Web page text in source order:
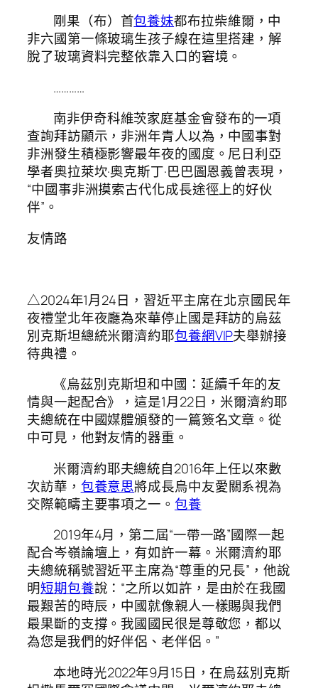
剛果（布）首包養妹都布拉柴維爾，中
非六國第一條玻璃生孩子線在這里搭建，解
脫了玻璃資料完整依靠入口的窘境。
…………
南非伊奇科維茨家庭基金會發布的一項
查詢拜訪顯示，非洲年青人以為，中國事對
非洲發生積極影響最年夜的國度。尼日利亞
學者奧拉萊坎·奧克斯丁·巴巴圖恩義曾表現，
“中國事非洲摸索古代化成長途徑上的好伙
伴”。
友情路
△2024年1月24日，習近平主席在北京國民年
夜禮堂北年夜廳為來華停止國是拜訪的烏茲
別克斯坦總統米爾濟約耶包養網VIP夫舉辦接
待典禮。
《烏茲別克斯坦和中國：延續千年的友
情與一起配合》，這是1月22日，米爾濟約耶
夫總統在中國媒體頒發的一篇簽名文章。從
中可見，他對友情的器重。
米爾濟約耶夫總統自2016年上任以來數
次訪華， 包養意思將成長烏中友愛關系視為
交際範疇主要事項之一。 包養
2019年4月，第二屆“一帶一路”國際一起
配合岑嶺論壇上，有如許一幕。米爾濟約耶
夫總統稱號習近平主席為“尊重的兄長”，他說
明短期包養說：“之所以如許，是由於在我國
最艱苦的時辰，中國就像親人一樣賜與我們
最果斷的支撐。我國國民很是尊敬您，都以
為您是我們的好伴侶、老伴侶。”
本地時光2022年9月15日，在烏茲別克斯